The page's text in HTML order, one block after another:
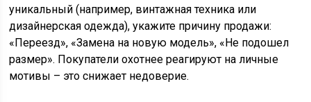
уникальный (например, винтажная техника или
дизайнерская одежда), укажите причину продажи:
«Переезд», «Замена на новую модель», «Не подошел
размер». Покупатели охотнее реагируют на личные
мотивы – это снижает недоверие.